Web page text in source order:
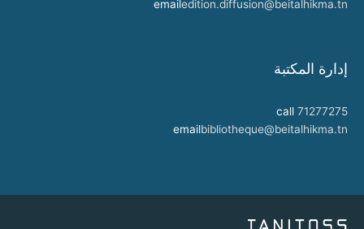
emailedition.diffusion@beitalhikma.tn
إدارة المكتبة
call 71277275
emailbibliotheque@beitalhikma.tn